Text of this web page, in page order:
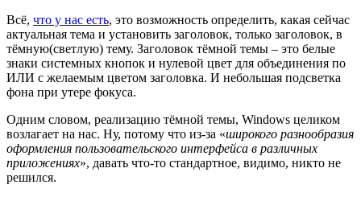
Всё, что у нас есть, это возможность определить, какая сейчас
актуальная тема и установить заголовок, только заголовок, в
тёмную(светлую) тему. Заголовок тёмной темы – это белые
знаки системных кнопок и нулевой цвет для объединения по
ИЛИ с желаемым цветом заголовка. И небольшая подсветка
фона при утере фокуса.
Одним словом, реализацию тёмной темы, Windows целиком
возлагает на нас. Ну, потому что из-за «широкого разнообразия
оформления пользовательского интерфейса в различных
приложениях», давать что-то стандартное, видимо, никто не
решился.